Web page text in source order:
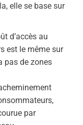
elle se base sur
d’accès au
est le même sur
pas de zones
par